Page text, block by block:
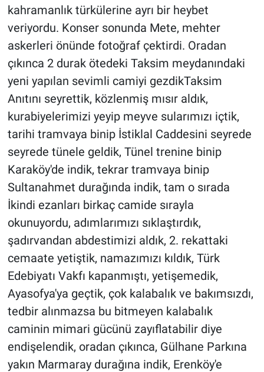
kahramanlık türkülerine ayrı bir heybet
veriyordu. Konser sonunda Mete, mehter
askerleri önünde fotoğraf çektirdi. Oradan
çıkınca 2 durak ötedeki Taksim meydanındaki
yeni yapılan sevimli camiyi gezdikTaksim
Anıtını seyrettik, közlenmiş mısır aldık,
kurabiyelerimizi yeyip meyve sularımızı içtik,
tarihi tramvaya binip İstiklal Caddesini seyrede
seyrede tünele geldik, Tünel trenine binip
Karaköy'de indik, tekrar tramvaya binip
Sultanahmet durağında indik, tam o sırada
İkindi ezanları birkaç camide sırayla
okunuyordu, adımlarımızı sıklaştırdık,
şadırvandan abdestimizi aldık, 2. rekattaki
cemaate yetiştik, namazımızı kıldık, Türk
Edebiyatı Vakfı kapanmıştı, yetişemedik,
Ayasofya'ya geçtik, çok kalabalık ve bakımsızdı,
tedbir alınmazsa bu bitmeyen kalabalık
caminin mimari gücünü zayıflatabilir diye
endişelendik, oradan çıkınca, Gülhane Parkına
yakın Marmaray durağına indik, Erenköy'e